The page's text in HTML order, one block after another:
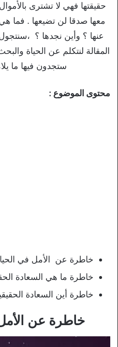
حقيقتها فهي لا تشترى
معها صدقا لن تضيعها . فما
عنها ؟ وأين نجدها ؟
المقالة لنتكلم عن الحياة
ستجدون فيها ما
محتوى الموضوع :
خاطرة عن الأمل في
خاطرة ما هي السعادة
خاطرة أين السعادة
خاطرة عن